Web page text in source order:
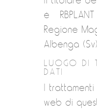
è RBPLANT
Regione
Albenga (Sv)
LUOGO DI
DATI
I
web di